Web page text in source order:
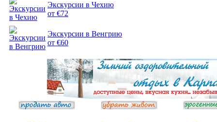
Экскурсии в Чехию
от €72
Экскурсии в Венгрию
от €60